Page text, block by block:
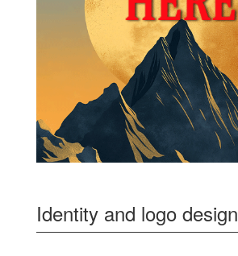
Identity and logo design